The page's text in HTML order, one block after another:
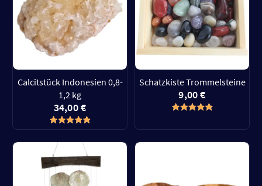
Calcitstück Indonesien 0,8-
1,2 kg
34,00 €
Schatzkiste Trommelsteine
9,00 €